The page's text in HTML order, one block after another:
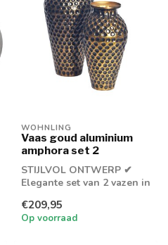
WOHNLING
Vaas goud aluminium
amphora set 2
STIJLVOL ONTWERP ✔
Elegante set van 2 vazen in
perfect als...
€209,95
Op voorraad